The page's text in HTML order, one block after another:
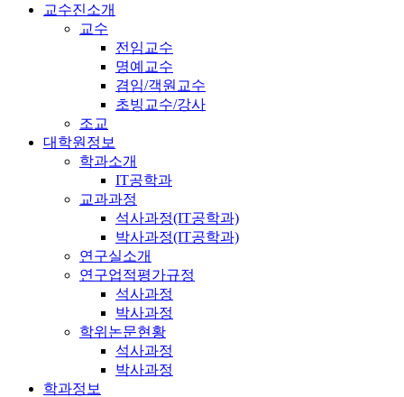
교수진소개
교수
전임교수
명예교수
겸임/객원교수
초빙교수/강사
조교
대학원정보
학과소개
IT공학과
교과과정
석사과정(IT공학과)
박사과정(IT공학과)
연구실소개
연구업적평가규정
석사과정
박사과정
학위논문현황
석사과정
박사과정
학과정보